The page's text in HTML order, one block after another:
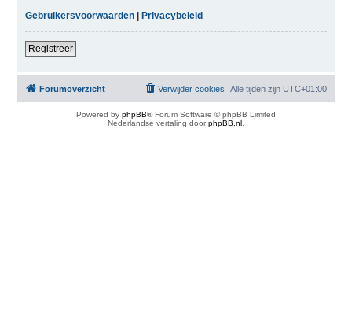
Gebruikersvoorwaarden| Privacybeleid
Registreer
Forumoverzicht Alle tijden zijn UTC+01:00
Verwijder cookies
Powered by phpBB® Forum Software © phpBB Limited
Nederlandse vertaling doorphpBB.nl